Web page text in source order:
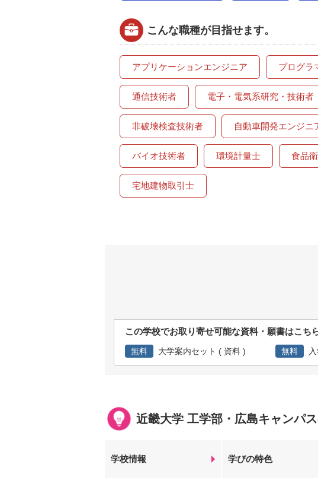
こんな職種が目指せます。
アプリケーションエンジニア プログラ
通信技術者 電子・電気系研究・技術者
非破壊検査技術者 自動車開発エンジニ
バイオ技術者 環境計量士 食品
宅地建物取引士
この学校でお取り寄せ可能な資料・願書はこち
無料 大学案内セット ( 資料 ) 無料
近畿大学 工学部・広島キャンパ
学校情報 学びの特色